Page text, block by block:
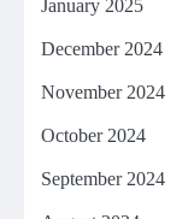
January 2025
December 2024
November 2024
October 2024
September 2024